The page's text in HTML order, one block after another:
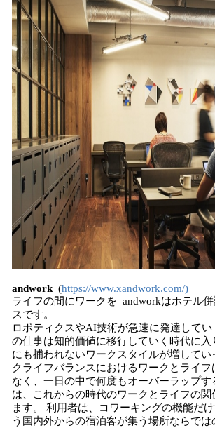
andwork (https://www.xandwork.com/)
ライフの間にワークを andworkはホテル
スです。
ロボティクスやAI技術が急速に発達してい
の仕事は知的価値に移行していく時代に入
にも捕われないワークスタイルが増してい
クライフバランスにおけるワークとライフ
なく、一日の中で何度もオーバーラップす
は、これからの時代のワークとライフの関
ます。 利用者は、コワーキングの機能だ
う国内外からの宿泊客が集う場所ならで